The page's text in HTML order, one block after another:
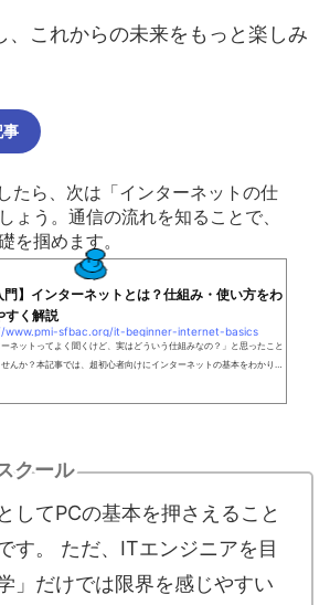
、これからの未来をもっと楽しみ
事
たら、次は「インターネットの仕
ょう。通信の流れを知ることで、
を掴めます。
門】インターネットとは？仕組み・使い方をわ
すく解説
www.pmi-sfbac.org/it-beginner-internet-basics
ーネットってよく聞くけど、実はどういう仕組みなの？」と思ったこと
んか？本記事では、超初心者向けにインターネットの基本をわかりや
う方法」まで、難しい専門用語をできるだけ使わずに説明するので、
クール
してPCの基本を押さえること
す。 ただ、ITエンジニアを目
」だけでは限界を感じやすい